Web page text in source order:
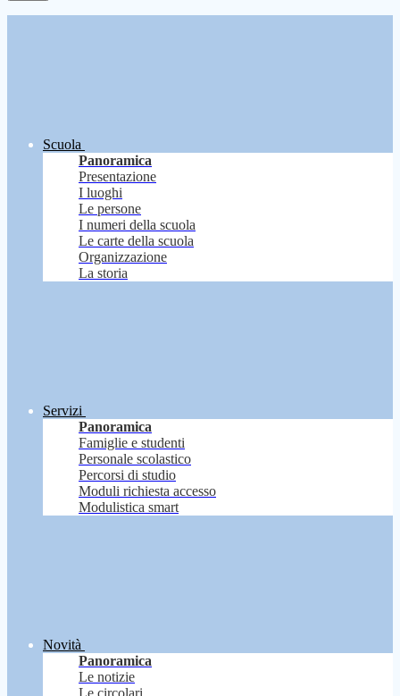
Scuola
Panoramica
Presentazione
I luoghi
Le persone
I numeri della scuola
Le carte della scuola
Organizzazione
La storia
Servizi
Panoramica
Famiglie e studenti
Personale scolastico
Percorsi di studio
Moduli richiesta accesso
Modulistica smart
Novità
Panoramica
Le notizie